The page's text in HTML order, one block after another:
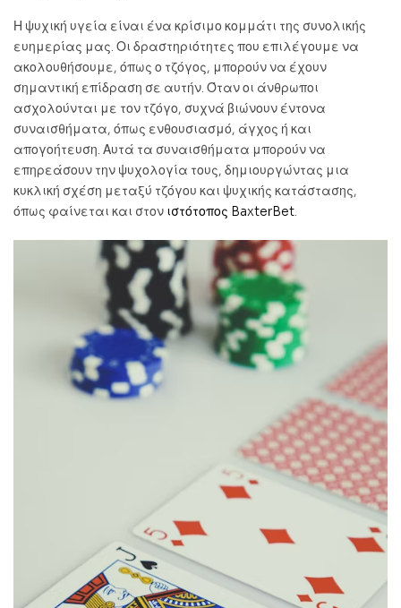
Η ψυχική υγεία είναι ένα κρίσιμο κομμάτι της συνολικής
ευημερίας μας. Οι δραστηριότητες που επιλέγουμε να
ακολουθήσουμε, όπως ο τζόγος, μπορούν να έχουν
σημαντική επίδραση σε αυτήν. Όταν οι άνθρωποι
ασχολούνται με τον τζόγο, συχνά βιώνουν έντονα
συναισθήματα, όπως ενθουσιασμό, άγχος ή και
απογοήτευση. Αυτά τα συναισθήματα μπορούν να
επηρεάσουν την ψυχολογία τους, δημιουργώντας μια
κυκλική σχέση μεταξύ τζόγου και ψυχικής κατάστασης,
όπως φαίνεται και στον ιστότοπος BaxterBet.